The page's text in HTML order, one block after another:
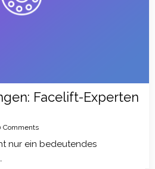
Facelift-Experten
Comments
nur ein bedeutendes